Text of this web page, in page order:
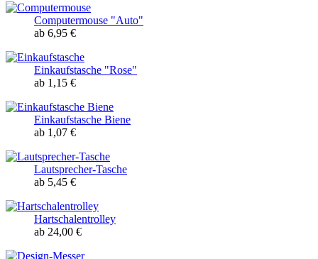
Computermouse "Auto"
ab 6,95 €
Einkaufstasche "Rose"
ab 1,15 €
Einkaufstasche Biene
ab 1,07 €
Lautsprecher-Tasche
ab 5,45 €
Hartschalentrolley
ab 24,00 €